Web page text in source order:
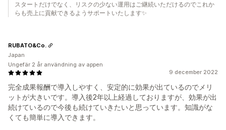
スタートだけでなく、リスクの少ない運用はご継続いただけるのでこれか
らも売上に貢献できるようサポートいたします✨
9 december 2022
完全成果報酬で導入しやすく、安定的に効果が出ているのでメリ
ットが大きいです。導入後2年以上経過しておりますが、効果が出
続けているので今後も続けていきたいと思っています。知識がな
くても簡単に導入できます。
RUBATO&Co.
Japan
Ungefär 2 år användning av appen